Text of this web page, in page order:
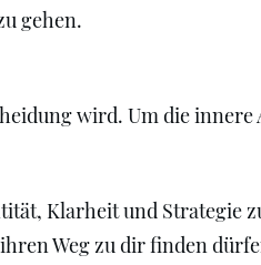
gehen.
wird. Um die
Klarheit und Strategie
Weg zu dir finden